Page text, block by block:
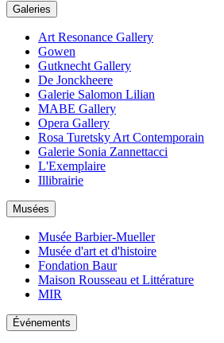
Galeries
Art Resonance Gallery
Gowen
Gutknecht Gallery
De Jonckheere
Galerie Salomon Lilian
MABE Gallery
Opera Gallery
Rosa Turetsky Art Contemporain
Galerie Sonia Zannettacci
L'Exemplaire
Illibrairie
Musées
Musée Barbier-Mueller
Musée d'art et d'histoire
Fondation Baur
Maison Rousseau et Littérature
MIR
Événements